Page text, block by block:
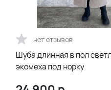
нет отзывов
Шуба длинная в пол
экомеха под норку